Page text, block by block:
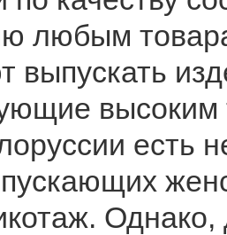
любым
выпускать
есть
Однако,